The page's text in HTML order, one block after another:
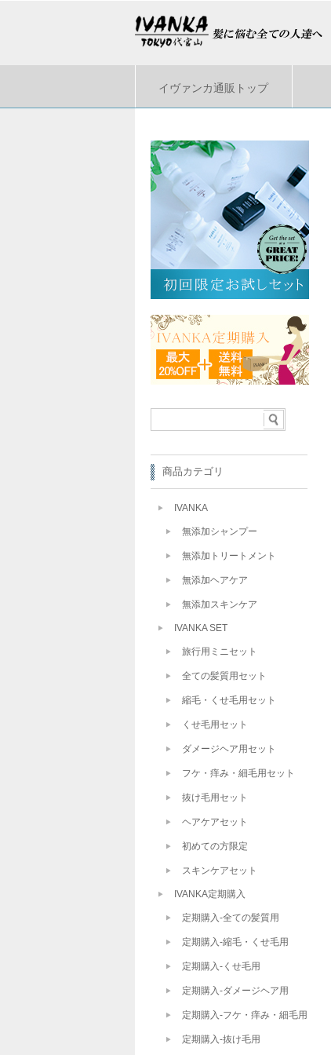
イヴァンカ通販トップ
商品カテゴリ
IVANKA
無添加シャンプー
無添加トリートメント
無添加ヘアケア
無添加スキンケア
IVANKA SET
旅行用ミニセット
全ての髪質用セット
縮毛・くせ毛用セット
くせ毛用セット
ダメージヘア用セット
フケ・痒み・細毛用セット
抜け毛用セット
ヘアケアセット
初めての方限定
スキンケアセット
IVANKA定期購入
定期購入-全ての髪質用
定期購入-縮毛・くせ毛用
定期購入-くせ毛用
定期購入-ダメージヘア用
定期購入-フケ・痒み・細毛用
定期購入-抜け毛用